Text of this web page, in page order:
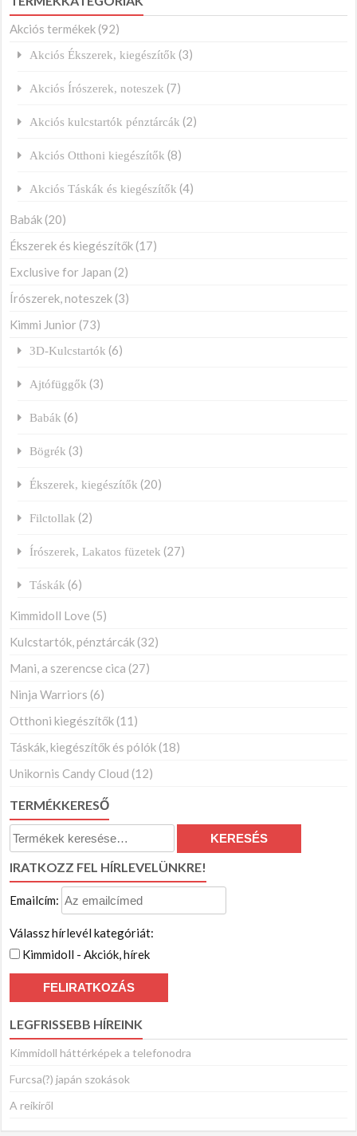
Akciós termékek (92)
Akciós Ékszerek, kiegészítők (3)
Akciós Írószerek, noteszek (7)
Akciós kulcstartók pénztárcák (2)
Akciós Otthoni kiegészítők (8)
Akciós Táskák és kiegészítők (4)
Babák (20)
Ékszerek és kiegészítők (17)
Exclusive for Japan (2)
Írószerek, noteszek (3)
Kimmi Junior (73)
3D-Kulcstartók (6)
Ajtófüggők (3)
Babák (6)
Bögrék (3)
Ékszerek, kiegészítők (20)
Filctollak (2)
Írószerek, Lakatos füzetek (27)
Táskák (6)
Kimmidoll Love (5)
Kulcstartók, pénztárcák (32)
Mani, a szerencse cica (27)
Ninja Warriors (6)
Otthoni kiegészítők (11)
Táskák, kiegészítők és pólók (18)
Unikornis Candy Cloud (12)
TERMÉKKERESŐ
Keresés
a
következőre:
KERESÉS
IRATKOZZ FEL HÍRLEVELÜNKRE!
Emailcím:
Válassz hírlevél kategóriát:
Kimmidoll - Akciók, hírek
LEGFRISSEBB HÍREINK
Kimmidoll háttérképek a telefonodra
Furcsa(?) japán szokások
A reikiről